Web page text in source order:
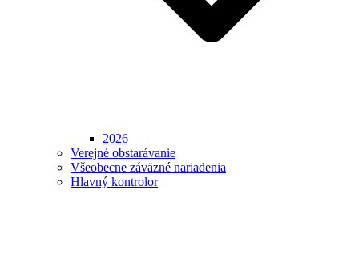
2026
Verejné obstarávanie
Všeobecne záväzné nariadenia
Hlavný kontrolor